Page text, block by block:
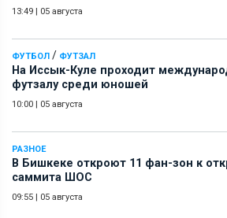
13:49 | 05 августа
ФУТБОЛ / ФУТЗАЛ
На Иссык-Куле проходит
футзалу среди юношей
10:00 | 05 августа
РАЗНОЕ
В Бишкеке откроют 11 фан-зон к
саммита ШОС
09:55 | 05 августа